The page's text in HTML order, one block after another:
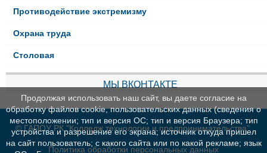
Противодействие экстремизму
Охрана труда
Столовая
МЫ ВКОНТАКТЕ
© ГАПОУ РК "Колледж технологии и предпринимательства"
Политика обработки персональных данных
Продолжая использовать наш сайт, вы даете согласие на
обработку файлов cookie, пользовательских данных (сведения о
местоположении; тип и версия ОС; тип и версия Браузера; тип
устройства и разрешение его экрана; источник откуда пришел
на сайт пользователь; с какого сайта или по какой рекламе; язык